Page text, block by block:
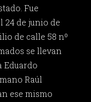
Fue
24 de junio de
de calle 58 nº
se llevan
Eduardo
Raúl
ese mismo